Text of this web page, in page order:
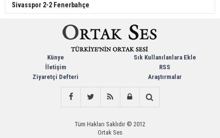
Sivasspor 2-2 Fenerbahçe
Künye
İletişim
Ziyaretçi Defteri
Sık Kullanılanlara Ekle
RSS
Araştırmalar
Tüm Hakları Saklıdır © 2012
Ortak Ses